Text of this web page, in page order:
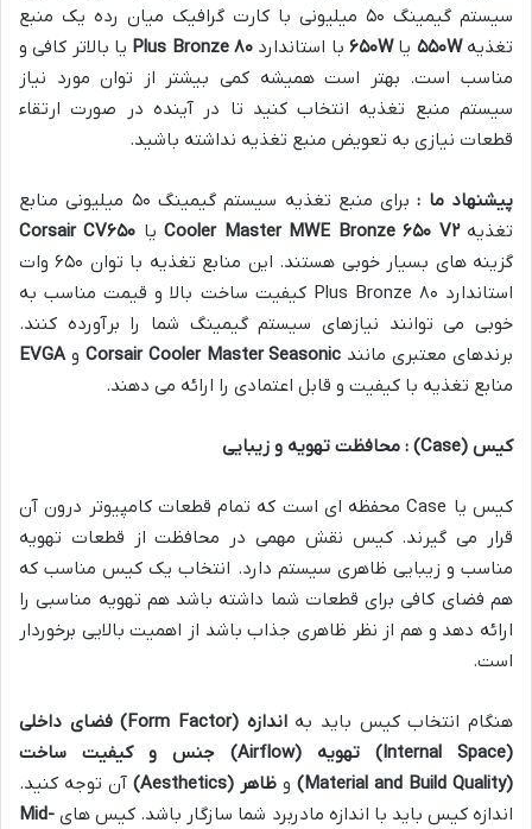
سیستم گیمینگ ۵۰ میلیونی با کارت گرافیک میان رده یک منبع
تغذیه
۵۵۰W یا ۶۵۰W با استاندارد ۸۰Plus Bronze
یا بالاتر کافی و
مناسب است. بهتر است همیشه کمی بیشتر از توان مورد نیاز
سیستم منبع تغذیه انتخاب کنید تا در آینده در صورت ارتقاء
قطعات نیازی به تعویض منبع تغذیه نداشته باشید.
پیشنهاد ما :
برای منبع تغذیه سیستم گیمینگ ۵۰ میلیونی منابع
تغذیه
Cooler Master MWE Bronze۶۵۰ V۲ یا Corsair CV۶۵۰
گزینه های بسیار خوبی هستند. این منابع تغذیه با توان ۶۵۰ وات
استاندارد ۸۰ Plus Bronze کیفیت ساخت بالا و قیمت مناسب به
خوبی می توانند نیازهای سیستم گیمینگ شما را برآورده کنند.
برندهای معتبری مانند
Corsair Cooler Master Seasonic وEVGA
منابع تغذیه با کیفیت و قابل اعتمادی را ارائه می دهند.
کیس (Case) : محافظت تهویه و زیبایی
کیس یا Case محفظه ای است که تمام قطعات کامپیوتر درون آن
قرار می گیرند. کیس نقش مهمی در محافظت از قطعات تهویه
مناسب و زیبایی ظاهری سیستم دارد. انتخاب یک کیس مناسب که
هم فضای کافی برای قطعات شما داشته باشد هم تهویه مناسبی را
ارائه دهد و هم از نظر ظاهری جذاب باشد از اهمیت بالایی برخوردار
است.
هنگام انتخاب کیس باید بهاندازه (Form Factor)
فضای داخلی
(Internal Space)
تهویه (Airflow)
جنس و کیفیت ساخت
(Material and Build Quality)
و ظاهر (Aesthetics)
آن توجه کنید.
اندازه کیس باید با اندازه مادربرد شما سازگار باشد. کیس های Mid-